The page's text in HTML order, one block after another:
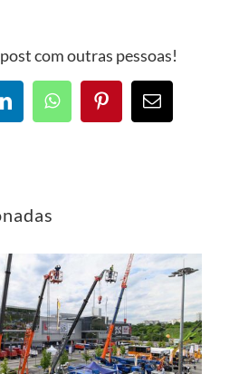
com outras pessoas!